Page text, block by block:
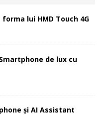
lui HMD Touch 4G
de lux cu
și AI Assistant